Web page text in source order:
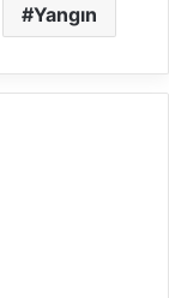
Yangın